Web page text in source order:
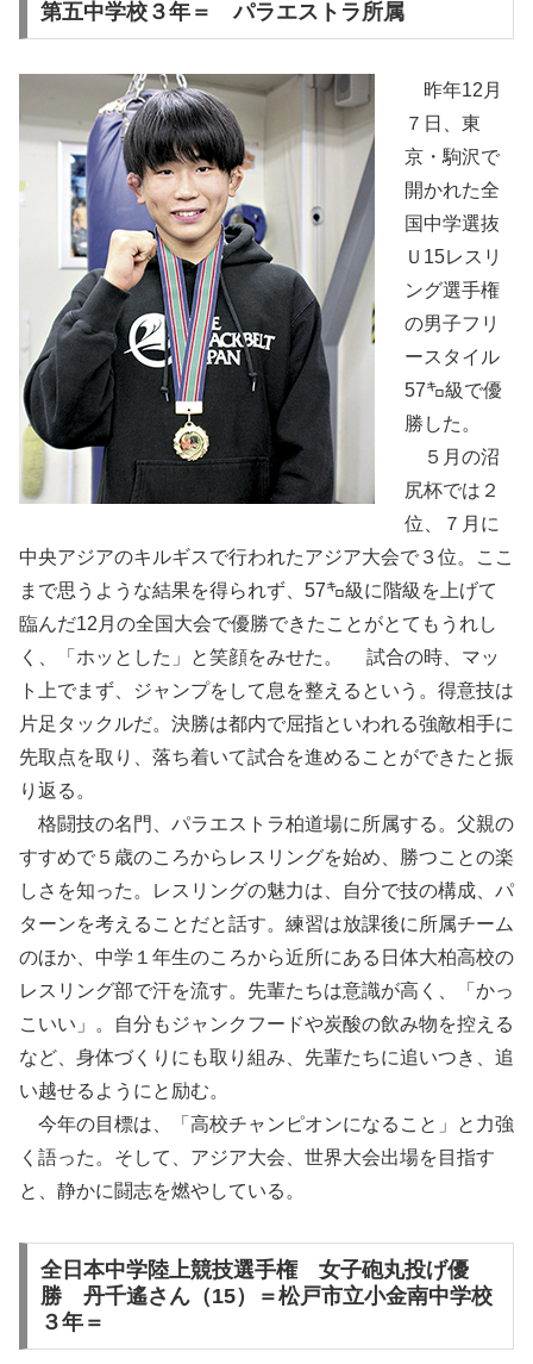
第五中学校３年＝ パラエストラ所属
昨年12月
７日、東
京・駒沢で
開かれた全
国中学選抜
Ｕ15レスリ
ング選手権
の男子フリ
ースタイル
57㌔級で優
勝した。
５月の沼
尻杯では２
位、７月に
中央アジアのキルギスで行われたアジア大会で３位。ここ
まで思うような結果を得られず、57㌔級に階級を上げて
臨んだ12月の全国大会で優勝できたことがとてもうれし
く、「ホッとした」と笑顔をみせた。 試合の時、マッ
ト上でまず、ジャンプをして息を整えるという。得意技は
片足タックルだ。決勝は都内で屈指といわれる強敵相手に
先取点を取り、落ち着いて試合を進めることができたと振
り返る。
格闘技の名門、パラエストラ柏道場に所属する。父親の
すすめで５歳のころからレスリングを始め、勝つことの楽
しさを知った。レスリングの魅力は、自分で技の構成、パ
ターンを考えることだと話す。練習は放課後に所属チーム
のほか、中学１年生のころから近所にある日体大柏高校の
レスリング部で汗を流す。先輩たちは意識が高く、「かっ
こいい」。自分もジャンクフードや炭酸の飲み物を控える
など、身体づくりにも取り組み、先輩たちに追いつき、追
い越せるようにと励む。
今年の目標は、「高校チャンピオンになること」と力強
く語った。そして、アジア大会、世界大会出場を目指す
と、静かに闘志を燃やしている。
全日本中学陸上競技選手権 女子砲丸投げ優
勝 丹千遙さん（15）＝松戸市立小金南中学校
３年＝